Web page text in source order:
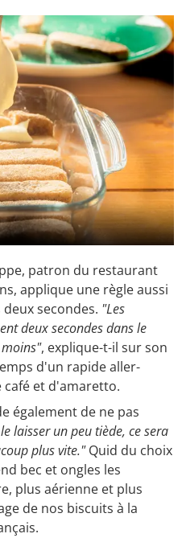
patron du restaurant
applique une règle aussi
secondes. "Les
deux secondes dans le
, explique-t-il sur son
d'un rapide aller-
et d'amaretto.
également de ne pas
laisser un peu tiède, ce sera
plus vite."Quid du choix
bec et ongles les
plus aérienne et plus
de nos biscuits à la